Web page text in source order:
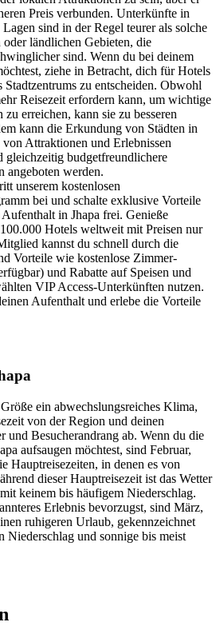
Preis verbunden. Unterkünfte in
Lagen sind in der Regel teurer als solche
ländlichen Gebieten, die
sind. Wenn du bei deinem
ziehe in Betracht, dich für Hotels
Stadtzentrums zu entscheiden. Obwohl
Reisezeit erfordern kann, um wichtige
zu erreichen, kann sie zu besseren
kann die Erkundung von Städten in
Attraktionen und Erlebnissen
gleichzeitig budgetfreundlichere
angeboten werden.
unserem kostenlosen
bei und schalte exklusive Vorteile
in Jhapa frei. Genieße
Hotels weltweit mit Preisen nur
kannst du schnell durch die
Vorteile wie kostenlose Zimmer-
und Rabatte auf Speisen und
VIP Access-Unterkünften nutzen.
Aufenthalt und erlebe die Vorteile
ein abwechslungsreiches Klima,
von der Region und deinen
und Besucherandrang ab. Wenn du die
aufsaugen möchtest, sind Februar,
Hauptreisezeiten, in denen es von
dieser Hauptreisezeit ist das Wetter
keinem bis häufigem Niederschlag.
Erlebnis bevorzugst, sind März,
ruhigeren Urlaub, gekennzeichnet
Niederschlag und sonnige bis meist